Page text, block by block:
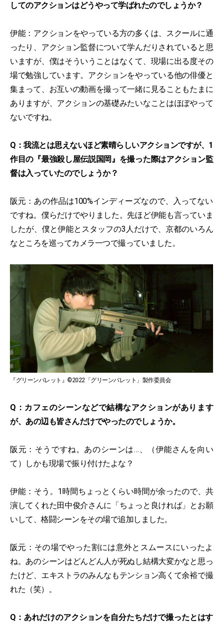
してのアクションはどうやって学ばれたのでしょうか？
伊能：アクションをやっている方の多くは、スクールに通
ったり、アクション監督について学んだりされていると思
いますが、僕はそういうことはなくて、現場に出る度その
場で勉強しています。アクションをやっている他の俳優と
集まって、お互いの動画を撮って一緒に見ることもたまに
ありますが、アクションの基礎みたいなことはほぼやって
ないですね。
Q：我流とは思えないほど素晴らしいアクションですが、1
作目の『最強殺し屋伝説国岡』を撮った際はアクション監
督は入っていたのでしょうか？
阪元：あの作品は100%インディーズなので、入ってない
ですね。僕らだけでやりました。先ほど伊能も言っていま
したが、僕と伊能とスタッフの3人だけで、京都のいろん
なところを巡ってカメラ一つで撮っていました。
『グリーンバレット』©2022「グリーンバレット」製作委員会
Q：カフェのシーンなどで結構なアクションがあります
が、あの辺も皆さんだけでやったのでしょうか。
阪元：そうですね。あのシーンは…、（伊能さんを向い
て）しかも現場で振り付けたよな？
伊能：そう。1時間ちょっとくらい時間が余ったので、共
演してくれた田中俊介さんに「ちょっと良ければ」とお願
いして、格闘シーンをその場で追加しました。
阪元：その場でやった割には意外とスムースにいったよ
ね。あのシーンはどんどん人が死ぬし結構大変かなと思っ
たけど、エキストラのみんなもテンション高くて余裕で撮
れた（笑）。
Q：あれだけのアクションを自分たちだけで撮ったとはす